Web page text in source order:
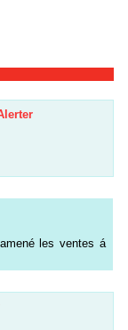
les ventes á